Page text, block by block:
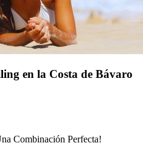
en la Costa de Bávaro
Combinación Perfecta!